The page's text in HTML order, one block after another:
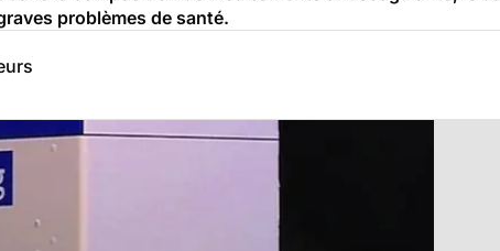
problèmes de santé.